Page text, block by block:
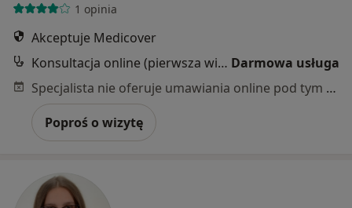
1 opinia
Akceptuje Medicover
Konsultacja online (pierwsza wizyta) Darmowa usługa
Specjalista nie oferuje umawiania online pod tym adresem.
Poproś o wizytę